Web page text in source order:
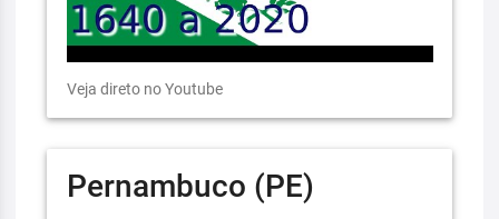
Veja direto no Youtube
Pernambuco (PE)